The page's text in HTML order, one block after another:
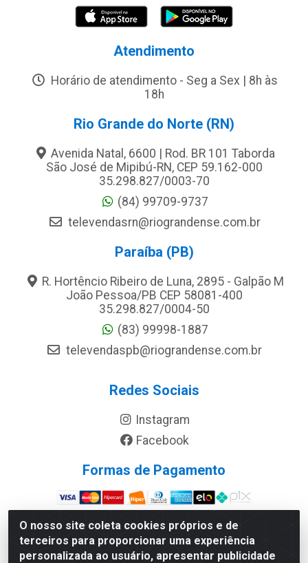
O nosso site coleta cookies próprios e de
terceiros para proporcionar uma experiência
personalizada ao usuário, apresentar publicidade
Atendimento
Horário de atendimento - Seg a Sex | 8h às
18h
Rio Grande do Norte (RN)
Avenida Natal, 6600 | Rod. BR 101 Taborda
São José de Mipibú-RN, CEP 59.162-000
35.298.827/0003-70
(84) 99709-9737
televendasrn@riograndense.com.br
Paraíba (PB)
R. Hortêncio Ribeiro de Luna, 2895 - Galpão M
João Pessoa/PB CEP 58081-400
35.298.827/0004-50
(83) 99998-1887
televendaspb@riograndense.com.br
Redes Sociais
Instagram
Facebook
Formas de Pagamento
Site Seguro